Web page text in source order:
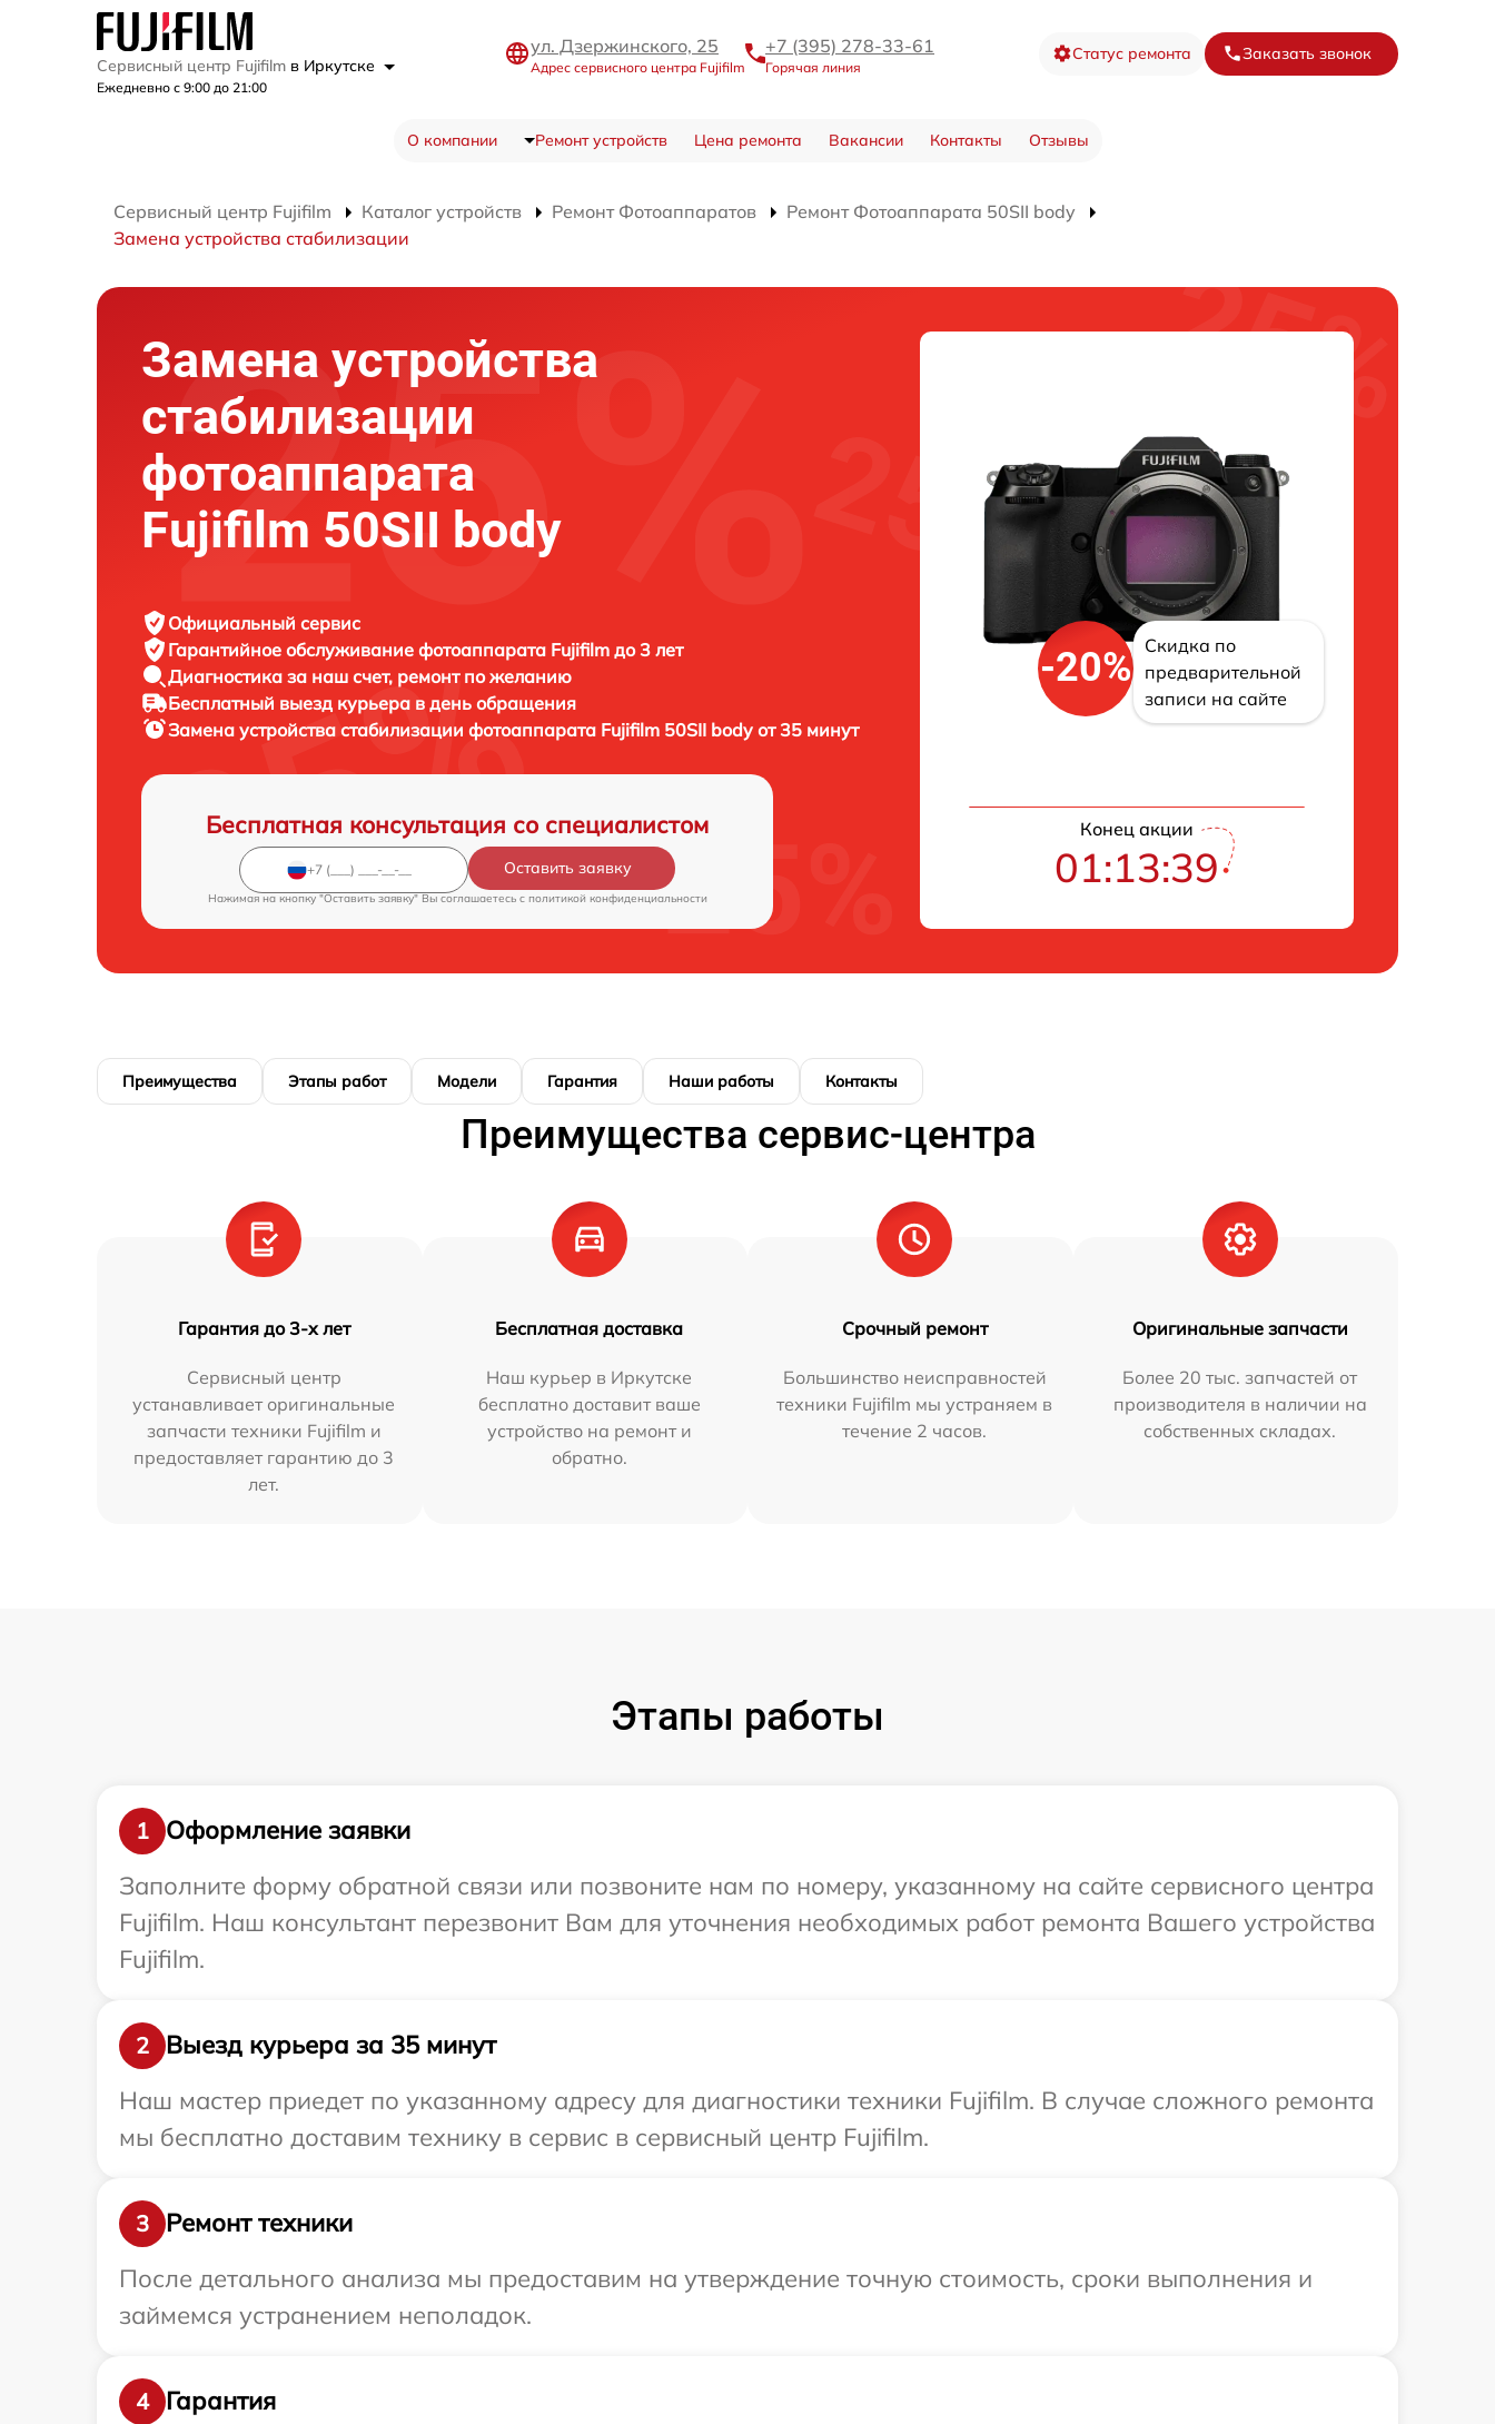
Сервисный центр Fujifilm в Иркутске
Ежедневно с 9:00 до 21:00
ул. Дзержинского, 25
Адрес сервисного центра Fujifilm
+7 (395) 278-33-61
Горячая линия
Статус ремонта Заказать звонок
О компании Ремонт устройств Цена ремонта Вакансии Контакты Отзывы
Сервисный центр Fujifilm Каталог устройств Ремонт Фотоаппаратов
Ремонт Фотоаппарата 50SII body
Замена устройства стабилизации
Замена устройства
стабилизации
фотоаппарата
Fujifilm 50SII body
Официальный сервис
Гарантийное обслуживание фотоаппарата Fujifilm до 3 лет
Диагностика за наш счет, ремонт по желанию
Бесплатный выезд курьера в день обращения
Замена устройства стабилизации фотоаппарата Fujifilm 50SII body от 35 минут
Бесплатная консультация со специалистом
Оставить заявку
Нажимая на кнопку "Оставить заявку" Вы соглашаетесь c политикой конфиденциальности
-20%
Скидка по
предварительной
записи на сайте
Конец акции
01:13:38
Преимущества Этапы работ Модели Гарантия Наши работы Контакты
Преимущества сервис-центра
Гарантия до 3-х лет
Сервисный центр
устанавливает оригинальные
запчасти техники Fujifilm и
предоставляет гарантию до 3
лет.
Бесплатная доставка
Наш курьер в Иркутске
бесплатно доставит ваше
устройство на ремонт и
обратно.
Срочный ремонт
Большинство неисправностей
техники Fujifilm мы устраняем в
течение 2 часов.
Оригинальные запчасти
Более 20 тыс. запчастей от
производителя в наличии на
собственных складах.
Этапы работы
1
Оформление заявки
Заполните форму обратной связи или позвоните нам по номеру, указанному на сайте сервисного центра
Fujifilm. Наш консультант перезвонит Вам для уточнения необходимых работ ремонта Вашего устройства
Fujifilm.
2
Выезд курьера за 35 минут
Наш мастер приедет по указанному адресу для диагностики техники Fujifilm. В случае сложного ремонта
мы бесплатно доставим технику в сервис в сервисный центр Fujifilm.
3
Ремонт техники
После детального анализа мы предоставим на утверждение точную стоимость, сроки выполнения и
займемся устранением неполадок.
4
Гарантия